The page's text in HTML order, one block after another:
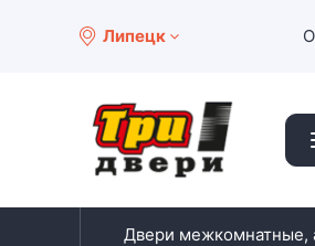
Липецк
Двери межкомнатные,